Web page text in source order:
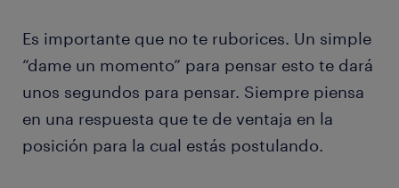
Es importante que no te ruborices. Un simple
“dame un momento” para pensar esto te dará
unos segundos para pensar. Siempre piensa
en una respuesta que te de ventaja en la
posición para la cual estás postulando.